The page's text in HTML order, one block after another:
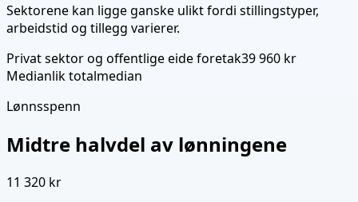
Sektorene kan ligge ganske ulikt fordi stillingstyper,
arbeidstid og tillegg varierer.
Privat sektor og offentlige eide foretak39 960 kr
Medianlik totalmedian
Lønnsspenn
Midtre halvdel av lønningene
11 320 kr